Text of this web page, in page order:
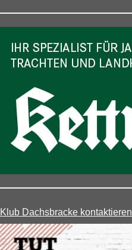
Klub Dachsbracke kontaktieren